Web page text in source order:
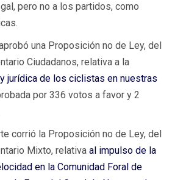
pero no a los partidos, como
una Proposición no de Ley, del
Ciudadanos, relativa a la
jurídica de los ciclistas en nuestras
por 336 votos a favor y 2
corrió la Proposición no de Ley, del
Mixto, relativa al impulso de la
en la Comunidad Foral de